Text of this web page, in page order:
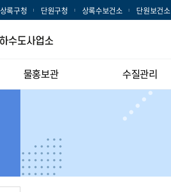
상록구청 단원구청 상록수보건소 단원보건소
물홍보관 수질관리